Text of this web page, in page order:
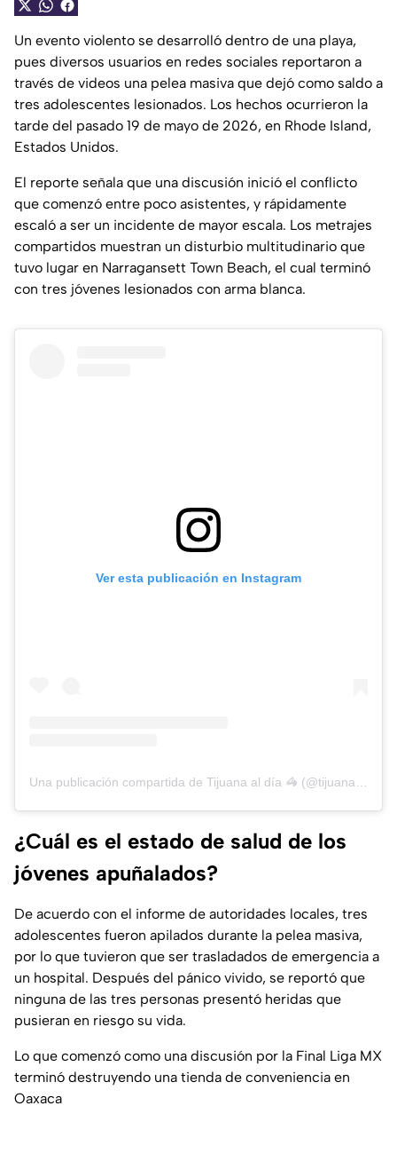
Un evento violento se desarrolló dentro de una playa,
pues diversos usuarios en redes sociales reportaron a
través de videos una pelea masiva que dejó como saldo a
tres adolescentes lesionados. Los hechos ocurrieron la
tarde del pasado 19 de mayo de 2026, en Rhode Island,
Estados Unidos.
El reporte señala que una discusión inició el conflicto
que comenzó entre poco asistentes, y rápidamente
escaló a ser un incidente de mayor escala. Los metrajes
compartidos muestran un disturbio multitudinario que
tuvo lugar en Narragansett Town Beach, el cual terminó
con tres jóvenes lesionados con arma blanca.
Ver esta publicación en Instagram
Una publicación compartida de Tijuana al día 🦓 (@tijuanaldia)
¿Cuál es el estado de salud de los
jóvenes apuñalados?
De acuerdo con el informe de autoridades locales, tres
adolescentes fueron apilados durante la pelea masiva,
por lo que tuvieron que ser trasladados de emergencia a
un hospital. Después del pánico vivido, se reportó que
ninguna de las tres personas presentó heridas que
pusieran en riesgo su vida.
Lo que comenzó como una discusión por la Final Liga MX
terminó destruyendo una tienda de conveniencia en
Oaxaca